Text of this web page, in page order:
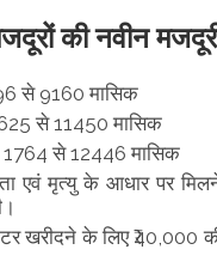
की नवीन
से 9160 मासिक
से 11450 मासिक
से 12446 मासिक
एवं मृत्यु के आधार पर
खरीदने के लिए ₹40,000